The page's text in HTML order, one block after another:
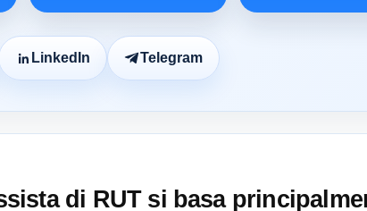
LinkedIn Telegram
di RUT si basa